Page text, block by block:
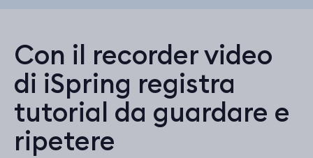
Con il recorder video
di iSpring registra
tutorial da guardare e
ripetere